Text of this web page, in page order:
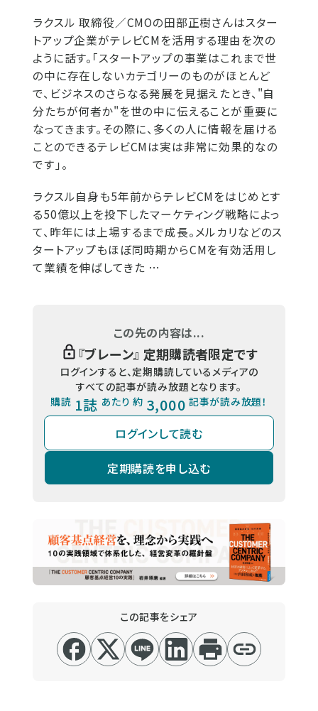
ラクスル 取締役／CMOの田部正樹さんはスター
トアップ企業がテレビCMを活用する理由を次の
ように話す。「スタートアップの事業はこれまで世
の中に存在しないカテゴリーのものがほとんど
で、ビジネスのさらなる発展を見据えたとき、"自
分たちが何者か"を世の中に伝えることが重要に
なってきます。その際に、多くの人に情報を届ける
ことのできるテレビCMは実は非常に効果的なの
です」。
ラクスル自身も5年前からテレビCMをはじめとす
る50億以上を投下したマーケティング戦略によっ
て、昨年には上場するまで成長。メルカリなどのス
タートアップもほぼ同時期からCMを有効活用し
て業績を伸ばしてきた …
この先の内容は...
『ブレーン』 定期購読者限定です
ログインすると、定期購読しているメディアの
すべての記事が読み放題となります。
購読 1誌 あたり 約 3,000 記事が読み放題！
ログインして読む
定期購読を申し込む
この記事をシェア